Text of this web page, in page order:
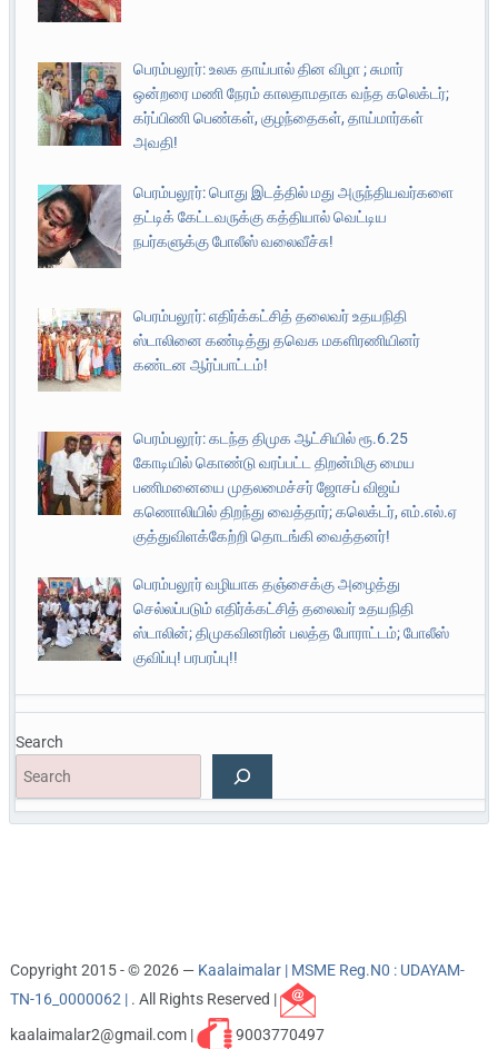
பெரம்பலூர்: உலக தாய்பால் தின விழா ; சுமார்
ஒன்றரை மணி நேரம் காலதாமதாக வந்த கலெக்டர்;
கர்ப்பிணி பெண்கள், குழந்தைகள், தாய்மார்கள்
அவதி!
பெரம்பலூர்: பொது இடத்தில் மது அருந்தியவர்களை
தட்டிக் கேட்டவருக்கு கத்தியால் வெட்டிய
நபர்களுக்கு போலீஸ் வலைவீச்சு!
பெரம்பலூர்: எதிர்க்கட்சித் தலைவர் உதயநிதி
ஸ்டாலினை கண்டித்து தவெக மகளிரணியினர்
கண்டன ஆர்ப்பாட்டம்!
பெரம்பலூர்: கடந்த திமுக ஆட்சியில் ரூ.6.25
கோடியில் கொண்டு வரப்பட்ட திறன்மிகு மைய
பணிமனையை முதலமைச்சர் ஜோசப் விஜய்
கணொலியில் திறந்து வைத்தார்; கலெக்டர், எம்.எல்.ஏ
குத்துவிளக்கேற்றி தொடங்கி வைத்தனர்!
பெரம்பலூர் வழியாக தஞ்சைக்கு அழைத்து
செல்லப்படும் எதிர்க்கட்சித் தலைவர் உதயநிதி
ஸ்டாலின்; திமுகவினரின் பலத்த போராட்டம்; போலீஸ்
குவிப்பு! பரபரப்பு!!
Search
Copyright 2015 - © 2026 — Kaalaimalar | MSME Reg.N0 : UDAYAM-
TN-16_0000062 | . All Rights Reserved |
kaalaimalar2@gmail.com |
9003770497